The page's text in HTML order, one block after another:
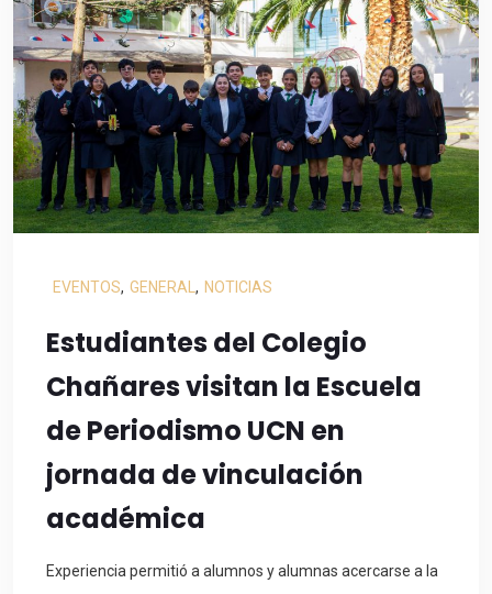
EVENTOS, GENERAL , NOTICIAS
Estudiantes del Colegio
Chañares visitan la Escuela
de Periodismo UCN en
jornada de vinculación
académica
Experiencia permitió a alumnos y alumnas acercarse a la